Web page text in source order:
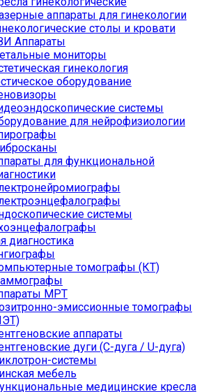
аппараты для гинекологии
столы и кровати
Аппараты
мониторы
гинекология
оборудование
системы
для нейрофизиологии
для функциональной
системы
диагностика
томографы (КТ)
МРТ
эмиссионные томографы
аппараты
дуги (С-дуга / U-дуга)
системы
мебель
медицинские кресла